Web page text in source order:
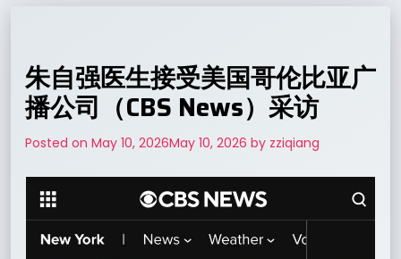
朱自强医生接受美国哥伦比亚广
播公司（CBS News）采访
Posted on May 10, 2026May 10, 2026 by zziqiang